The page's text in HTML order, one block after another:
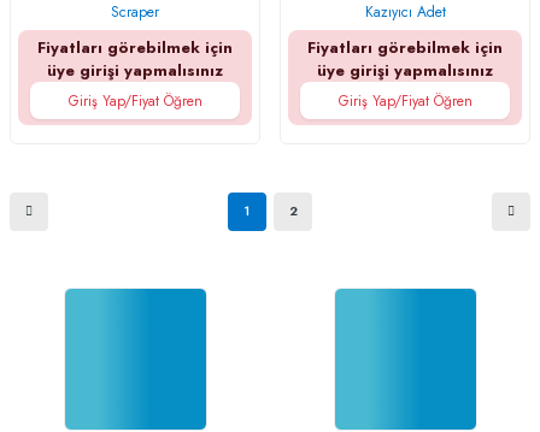
Scraper
Fiyatları görebilmek için
üye girişi yapmalısınız
Giriş Yap/Fiyat Öğren
Kazıyıcı Adet
Fiyatları görebilmek için
üye girişi yapmalısınız
Giriş Yap/Fiyat Öğren
1 2